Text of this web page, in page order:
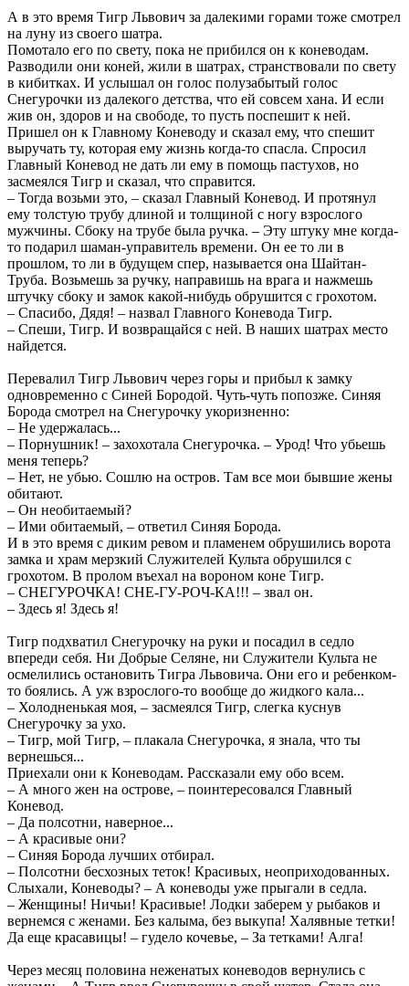
А в это время Тигр Львович за далекими горами тоже смотрел
на луну из своего шатра.
Помотало его по свету, пока не прибился он к коневодам.
Разводили они коней, жили в шатрах, странствовали по свету
в кибитках. И услышал он голос полузабытый голос
Снегурочки из далекого детства, что ей совсем хана. И если
жив он, здоров и на свободе, то пусть поспешит к ней.
Пришел он к Главному Коневоду и сказал ему, что спешит
выручать ту, которая ему жизнь когда-то спасла. Спросил
Главный Коневод не дать ли ему в помощь пастухов, но
засмеялся Тигр и сказал, что справится.
– Тогда возьми это, – сказал Главный Коневод. И протянул
ему толстую трубу длиной и толщиной с ногу взрослого
мужчины. Сбоку на трубе была ручка. – Эту штуку мне когда-
то подарил шаман-управитель времени. Он ее то ли в
прошлом, то ли в будущем спер, называется она Шайтан-
Труба. Возьмешь за ручку, направишь на врага и нажмешь
штучку сбоку и замок какой-нибудь обрушится с грохотом.
– Спасибо, Дядя! – назвал Главного Коневода Тигр.
– Спеши, Тигр. И возвращайся с ней. В наших шатрах место
найдется.
Перевалил Тигр Львович через горы и прибыл к замку
одновременно с Синей Бородой. Чуть-чуть попозже. Синяя
Борода смотрел на Снегурочку укоризненно:
– Не удержалась...
– Порнушник! – захохотала Снегурочка. – Урод! Что убьешь
меня теперь?
– Нет, не убью. Сошлю на остров. Там все мои бывшие жены
обитают.
– Он необитаемый?
– Ими обитаемый, – ответил Синяя Борода.
И в это время с диким ревом и пламенем обрушились ворота
замка и храм мерзкий Служителей Культа обрушился с
грохотом. В пролом въехал на вороном коне Тигр.
– СНЕГУРОЧКА! СНЕ-ГУ-РОЧ-КА!!! – звал он.
– Здесь я! Здесь я!
Тигр подхватил Снегурочку на руки и посадил в седло
впереди себя. Ни Добрые Селяне, ни Служители Культа не
осмелились остановить Тигра Львовича. Они его и ребенком-
то боялись. А уж взрослого-то вообще до жидкого кала...
– Холодненькая моя, – засмеялся Тигр, слегка куснув
Снегурочку за ухо.
– Тигр, мой Тигр, – плакала Снегурочка, я знала, что ты
вернешься...
Приехали они к Коневодам. Рассказали ему обо всем.
– А много жен на острове, – поинтересовался Главный
Коневод.
– Да полсотни, наверное...
– А красивые они?
– Синяя Борода лучших отбирал.
– Полсотни бесхозных теток! Красивых, неоприходованных.
Слыхали, Коневоды? – А коневоды уже прыгали в седла.
– Женщины! Ничьи! Красивые! Лодки заберем у рыбаков и
вернемся с женами. Без калыма, без выкупа! Халявные тетки!
Да еще красавицы! – гудело кочевье, – За тетками! Алга!
Через месяц половина неженатых коневодов вернулись с